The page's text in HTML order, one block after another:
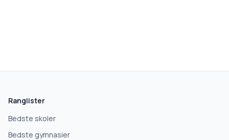
Hvad leder du efter?
Grundskole
Ranglister
Bedste skoler
Bedste gymnasier